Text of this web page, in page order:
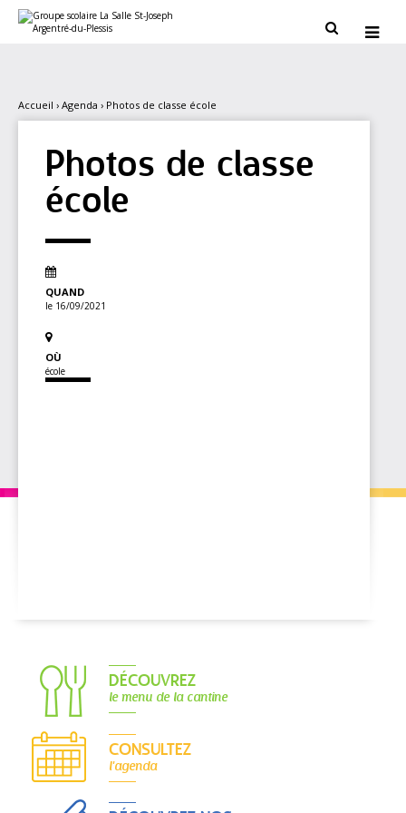
contenu.
personnels
 
Accueil › Agenda › Photos de classe école
Photos de classe
école
QUAND
le 16/09/2021
OÙ
école
DÉCOUVREZ
le menu de la cantine
CONSULTEZ
l'agenda